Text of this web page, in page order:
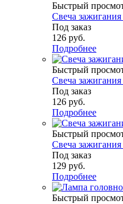
Быстрый
Свеча
Под заказ
126 руб.
Подробнее
Быстрый
Свеча
Под заказ
126 руб.
Подробнее
Быстрый
Свеча
Под заказ
129 руб.
Подробнее
Быстрый